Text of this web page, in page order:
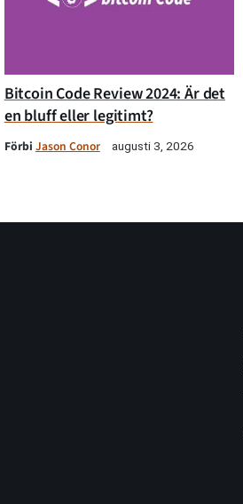
Bitcoin Code Review 2024: Är det
en bluff eller legitimt?
Förbi Jason Conor augusti 3, 2026